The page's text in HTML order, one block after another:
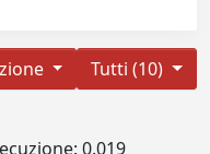
Tutti (10)
0.019